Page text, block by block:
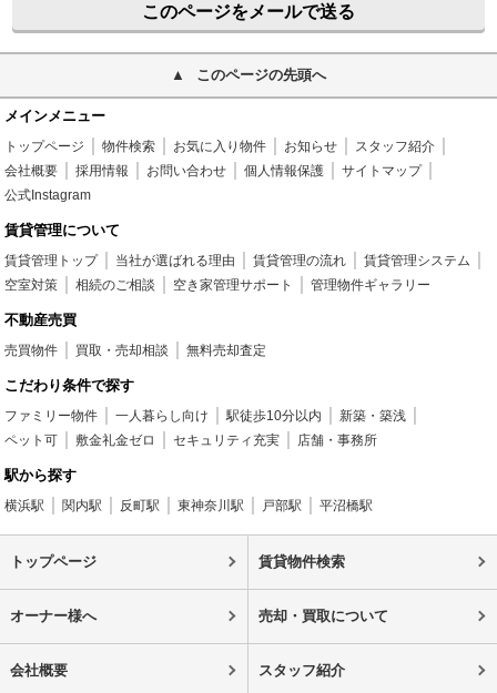
このページをメールで送る
このページの先頭へ
メインメニュー
トップページ 物件検索 お気に入り物件 お知らせ
スタッフ紹介
会社概要
採用情報 お問い合わせ 個人情報保護
サイトマップ
公式Instagram
賃貸管理について
賃貸管理トップ 当社が選ばれる理由 賃貸管理の流れ
賃貸管理システム
空室対策
相続のご相談 空き家管理サポート 管理物件ギャラリー
不動産売買
売買物件 買取・売却相談 無料売却査定
こだわり条件で探す
ファミリー物件 一人暮らし向け 駅徒歩10分以内
新築・築浅
ペット可
敷金礼金ゼロ セキュリティ充実 店舗・事務所
駅から探す
横浜駅 関内駅 反町駅 東神奈川駅 戸部駅 平沼橋駅
トップページ 賃貸物件検索
オーナー様へ 売却・買取について
会社概要 スタッフ紹介